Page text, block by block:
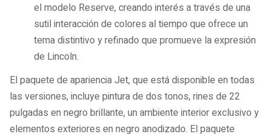
el modelo Reserve, creando interés a través de una
sutil interacción de colores al tiempo que ofrece un
tema distintivo y refinado que promueve la expresión
de Lincoln.
El paquete de apariencia Jet, que está disponible en todas
las versiones, incluye pintura de dos tonos, rines de 22
pulgadas en negro brillante, un ambiente interior exclusivo y
elementos exteriores en negro anodizado. El paquete